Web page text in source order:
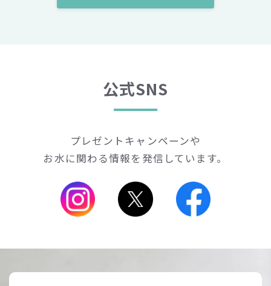
公式SNS
プレゼントキャンペーンや
お水に関わる情報を発信しています。